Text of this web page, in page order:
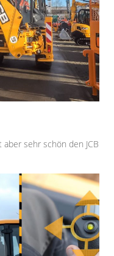
sehr schön den JCB